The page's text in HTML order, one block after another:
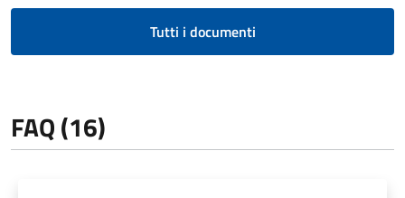
Tutti i documenti
FAQ (16)